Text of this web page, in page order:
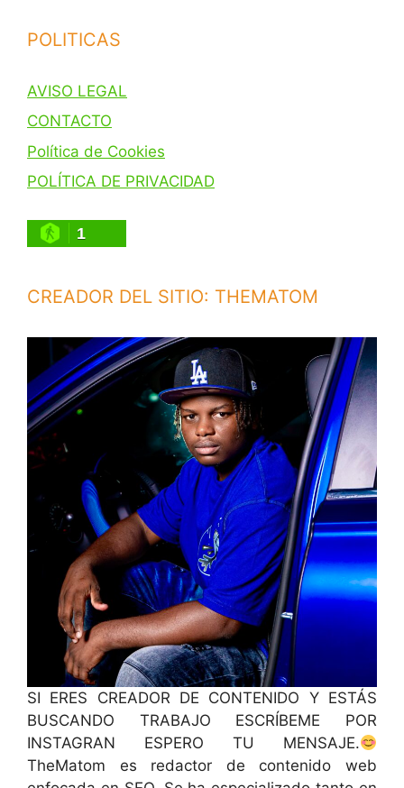
POLITICAS
AVISO LEGAL
CONTACTO
Política de Cookies
POLÍTICA DE PRIVACIDAD
1
CREADOR DEL SITIO: THEMATOM
SI ERES CREADOR DE CONTENIDO Y ESTÁS
BUSCANDO TRABAJO ESCRÍBEME POR
INSTAGRAN ESPERO TU MENSAJE.
TheMatom es redactor de contenido web